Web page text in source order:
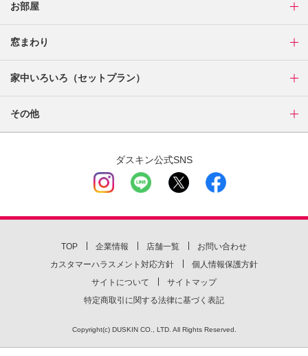
お部屋
窓まわり
家中いろいろ（セットプラン）
その他
ダスキン公式SNS
TOP 企業情報 店舗一覧
お問い合わせ
カスタマーハラスメント対応方針
個人情報保護方針
サイトについて
サイトマップ
特定商取引に関する法律に基づく表記
Copyright(c) DUSKIN CO., LTD. All Rights Reserved.